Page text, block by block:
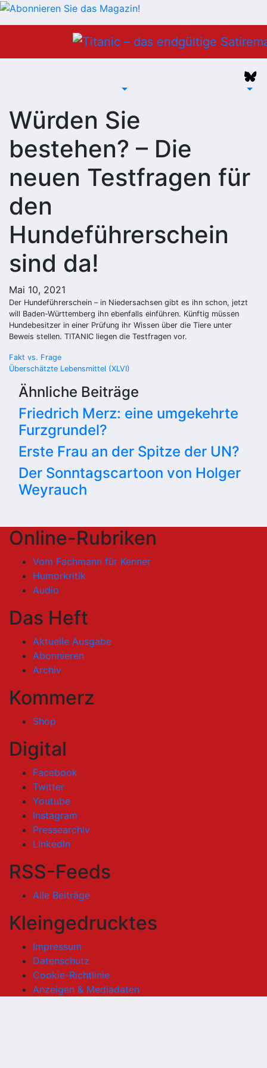
Würden Sie
bestehen? – Die
neuen Testfragen für
den
Hundeführerschein
sind da!
Mai 10, 2021
Der Hundeführerschein – in Niedersachsen gibt es ihn schon, jetzt
will Baden-Württemberg ihn ebenfalls einführen. Künftig müssen
Hundebesitzer in einer Prüfung ihr Wissen über die Tiere unter
Beweis stellen. TITANIC liegen die Testfragen vor.
Beitragsnavigation
Fakt vs. Frage
Überschätzte Lebensmittel (XLVI)
Ähnliche Beiträge
Friedrich Merz: eine umgekehrte
Furzgrundel?
Erste Frau an der Spitze der UN?
Der Sonntagscartoon von Holger
Weyrauch
Online-Rubriken
Vom Fachmann für Kenner
Humorkritik
Audio
Das Heft
Aktuelle Ausgabe
Abonnieren
Archiv
Kommerz
Shop
Digital
Facebook
Twitter
Youtube
Instagram
Pressearchiv
LinkedIn
RSS-Feeds
Alle Beiträge
Kleingedrucktes
Impressum
Datenschutz
Cookie-Richtlinie
Anzeigen & Mediadaten